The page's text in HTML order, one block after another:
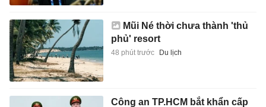
Mũi Né thời chưa thành 'thủ
phủ' resort
48 phút trước Du lịch
Công an TP.HCM bắt khẩn cấp